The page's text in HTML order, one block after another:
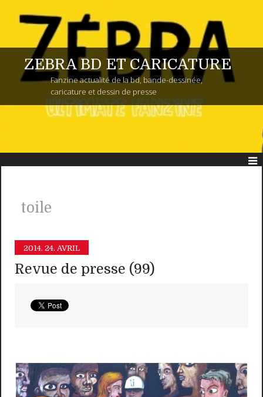
ZEBRA BD ET CARICATURE
Fanzine actualité de la bd, bande-dessinée,
caricature et dessin de presse
toile
2014. 24. AVRIL
Revue de presse (99)